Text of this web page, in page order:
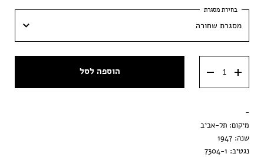
21x30 ס"מ
30x42 ס״מ
50x70 ס״מ
מסגרת שחורה
מסגרת ענבר
הדפסה בלבד
הוספה לסל
-
מיקום: תל-אביב
שנה: 1947
נגטיב: 7304-1